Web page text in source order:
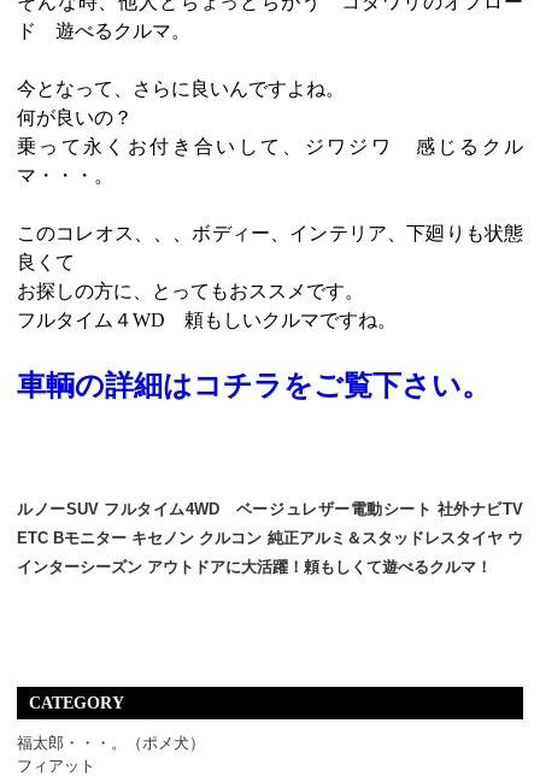
ド 遊べるクルマ。
今となって、さらに良いんですよね。
何が良いの？
乗って永くお付き合いして、ジワジワ 感じるクル
マ・・・。
このコレオス、、、ボディー、インテリア、下廻りも状態
良くて
お探しの方に、とってもおススメです。
フルタイム４WD 頼もしいクルマですね。
車輌の詳細はコチラをご覧下さい。
ルノーSUV フルタイム4WD ベージュレザー電動シート 社外ナビTV
ETC Bモニター キセノン クルコン 純正アルミ＆スタッドレスタイヤ ウ
インターシーズン アウトドアに大活躍！頼もしくて遊べるクルマ！
CATEGORY
福太郎・・・。（ポメ犬）
フィアット